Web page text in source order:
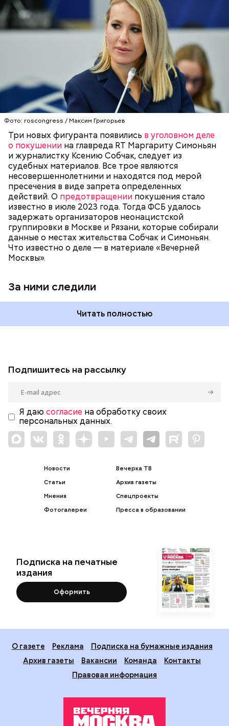
Фото: roscongress / Максим Григорьев
Три новых фигуранта появились в уголовном деле
о покушении на главреда RT Маргариту Симоньян
и журналистку Ксению Собчак, следует из
судебных материалов. Все трое являются
несовершеннолетними и находятся под мерой
пресечения в виде запрета определенных
действий. О предотвращении покушения стало
известно в июле 2023 года. Тогда ФСБ удалось
задержать организаторов неонацистской
группировки в Москве и Рязани, которые собирали
данные о местах жительства Собчак и Симоньян.
Что известно о деле — в материале «Вечерней
Москвы».
За ними следили
О том, что ФСБ удалось задержать участников
неонацистского движения под названием
«Параграф-88», стало известно 15 июля. Как
сообщили в надзорном ведомстве, те, кто состоял
в этом преступном синдикате, устраивали слежку
пытались выяснить их домашние адреса, чтобы в
перспективе устроить покушение.
Читать полностью
ФСБ МАРГАРИТА СИМОНЬЯН
КСЕНИЯ СОБЧАК
Подпишитесь на рассылку
Я даю согласие на обработку своих
персональных данных.
Новости
Статьи
Мнения
Фотогалереи
Вечерка ТВ
Архив газеты
Спецпроекты
Пресса в образовании
Подписка на печатные
издания
Оформить
О газете Реклама
Подписка на бумажные издания
Архив газеты
Вакансии Команда
Контакты
Правовая информация